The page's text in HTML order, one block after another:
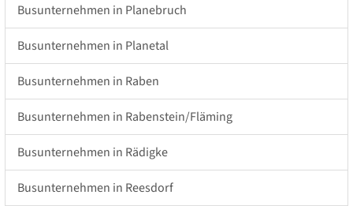
Busunternehmen in Planebruch
Busunternehmen in Planetal
Busunternehmen in Raben
Busunternehmen in Rabenstein/Fläming
Busunternehmen in Rädigke
Busunternehmen in Reesdorf